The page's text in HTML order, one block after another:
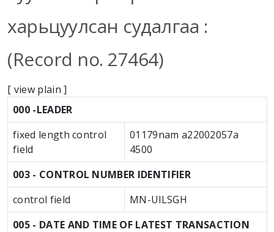
харьцуулсан судалгаа :
(Record no. 27464)
[ view plain ]
MARC details
000 -LEADER
fixed length control
field
01179nam a22002057a
4500
003 - CONTROL NUMBER IDENTIFIER
control field
MN-UlLSGH
005 - DATE AND TIME OF LATEST TRANSACTION